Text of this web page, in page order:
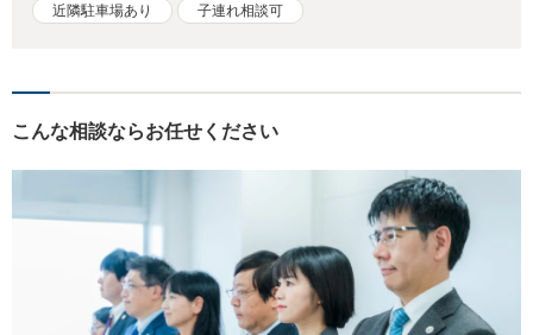
近隣駐車場あり 子連れ相談可
こんな相談ならお任せください